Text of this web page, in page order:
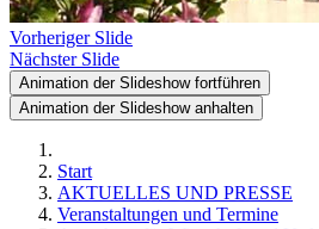
Vorheriger Slide
Nächster Slide
Animation der Slideshow fortführen
Animation der Slideshow anhalten
Start
AKTUELLES UND PRESSE
Veranstaltungen und Termine